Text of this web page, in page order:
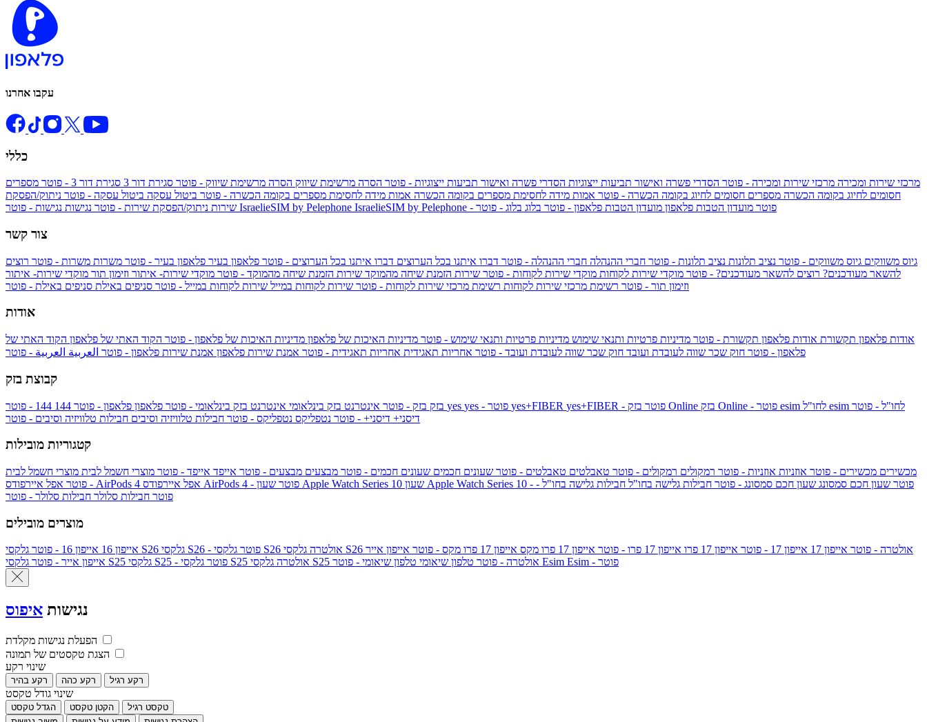
עקבו אחרנו
כללי
מרכזי שירות ומכירה מרכזי שירות ומכירה - פוטר הסדרי פשרה ואישור תביעות ייצוגיות הסדרי פשרה ואישור תביעות ייצוגיות - פוטר הסרה מרשימת שיווק הסרה מרשימת שיווק - פוטר סגירת דור 3 סגירת דור 3 - פוטר
מספרים
חסומים לחיוג בקומה הכשרה מספרים חסומים לחיוג בקומה הכשרה - פוטר אמות מידה לחסימת מספרים בקומה הכשרה אמות מידה לחסימת מספרים בקומה הכשרה - פוטר ביטול עסקה ביטול עסקה - פוטר ניתוק/הפסקת
שירות ניתוק/הפסקת שירות - פוטר נגישות IsraelieSIM by Pelephone IsraelieSIM by Pelephone - פוטר מועדון הטבות פלאפון מועדון הטבות פלאפון - פוטר בלוג בלוג - פוטר
צור קשר
גיוס משווקים גיוס משווקים - פוטר נציב תלונות נציב תלונות - פוטר חברי ההנהלה חברי ההנהלה - פוטר דברו איתנו בכל הערוצים דברו איתנו בכל הערוצים - פוטר פלאפון בעיר פלאפון בעיר - פוטר משרות משרות - פוטר רוצים
להשאר מעודכנים? רוצים להשאר מעודכנים? - פוטר מוקדי שירות לקוחות מוקדי שירות לקוחות - פוטר שירות הזמנת שיחה מהמוקד שירות הזמנת שיחה מהמוקד - פוטר מוקדי שירות- איתור וזימון תור מוקדי שירות- איתור
וזימון תור - פוטר רשימת מרכזי שירות לקוחות רשימת מרכזי שירות לקוחות - פוטר שירות לקוחות במייל שירות לקוחות במייל - פוטר סניפים באילת סניפים באילת - פוטר
אודות
אודות פלאפון תקשורת אודות פלאפון תקשורת - פוטר מדיניות פרטיות ותנאי שימוש מדיניות פרטיות ותנאי שימוש - פוטר מדיניות האיכות של פלאפון מדיניות האיכות של פלאפון - פוטר הקוד האתי של פלאפון הקוד האתי של
פלאפון - פוטר חוק שכר שווה לעובדת ועובד חוק שכר שווה לעובדת ועובד - פוטר אחריות תאגידית אחריות תאגידית - פוטר אמנת שירות פלאפון אמנת שירות פלאפון - פוטר العربية العربية - פוטר
קבוצת בזק
בזק בזק - פוטר אינטרנט בזק בינלאומי אינטרנט בזק בינלאומי - פוטר פלאפון פלאפון - פוטר 144 yes yes+FIBER yes+FIBER - פוטר בזק Online
esim לחו"ל - פוטר
דיסני+ דיסני+ - פוטר נטפליקס נטפליקס - פוטר חבילות טלוויזיה וסיבים חבילות טלוויזיה וסיבים - פוטר
קטגוריות מובילות
מכשירים מכשירים - פוטר אוזניות אוזניות - פוטר רמקולים רמקולים - פוטר טאבלטים טאבלטים - פוטר שעונים חכמים שעונים חכמים - פוטר מבצעים מבצעים - פוטר אייפד אייפד - פוטר מוצרי חשמל לבית מוצרי חשמל לבית
- פוטר אפל איירפודס AirPods 4 אפל איירפודס AirPods 4 - פוטר שעון Apple Watch Series 10 שעון Apple Watch Series 10 - פוטר שעון חכם סמסונג שעון חכם סמסונג - פוטר חבילות גלישה בחו"ל חבילות גלישה בחו"ל -
פוטר חבילות סלולר חבילות סלולר - פוטר
מוצרים מובילים
אייפון 16 אייפון 16 - פוטר גלקסי S26 גלקסי S26 - פוטר גלקסי S26 אולטרה גלקסי S26 אולטרה - פוטר אייפון 17 אייפון 17 - פוטר אייפון 17 פרו אייפון 17 פרו - פוטר אייפון 17 פרו מקס אייפון 17 פרו מקס - פוטר
אייפון אייר
אייפון אייר - פוטר גלקסי S25 גלקסי S25 - פוטר גלקסי S25 אולטרה גלקסי S25 אולטרה - פוטר טלפון שיאומי Esim Esim - פוטר
נגישות איפוס
הפעלת נגישות מקלדת
הצגת טקסטים של תמונה
שינוי רקע
רקע בהיר רקע כהה רקע רגיל
שינוי גודל טקסט
הגדל טקסט הקטן טקסט
טקסט רגיל